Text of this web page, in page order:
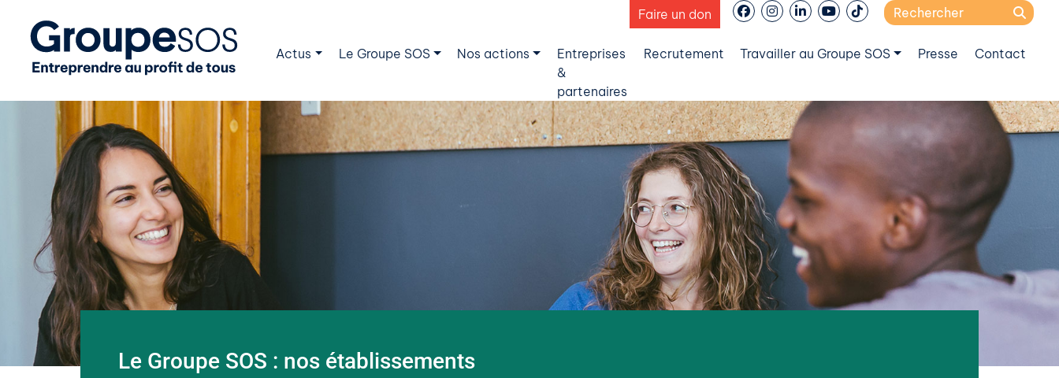
Faire un don
Search
Actus
Le Groupe SOS Nos actions
Entreprises
&
partenaires
Recrutement Travailler au Groupe SOS Presse Contact
Le Groupe SOS : nos établissements